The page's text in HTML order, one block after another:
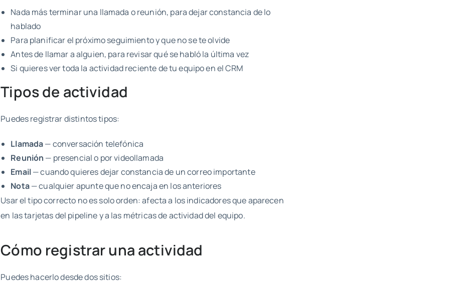
Nada más terminar una llamada o reunión, para dejar constancia de lo
hablado
Para planificar el próximo seguimiento y que no se te olvide
Antes de llamar a alguien, para revisar qué se habló la última vez
Si quieres ver toda la actividad reciente de tu equipo en el CRM
Tipos de actividad
Puedes registrar distintos tipos:
Llamada— conversación telefónica
Reunión — presencial o por videollamada
Email— cuando quieres dejar constancia de un correo importante
Nota— cualquier apunte que no encaja en los anteriores
Usar el tipo correcto no es solo orden: afecta a los indicadores que aparecen
en las tarjetas del pipeline y a las métricas de actividad del equipo.
Cómo registrar una actividad
Puedes hacerlo desde dos sitios: